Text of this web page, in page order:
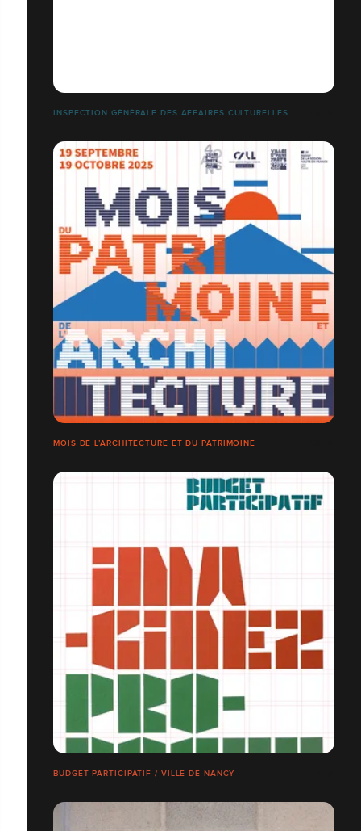
INSPECTION GÉNÉRALE DES AFFAIRES CULTURELLES
MOIS DE L’ARCHITECTURE ET DU PATRIMOINE
BUDGET PARTICIPATIF / VILLE DE NANCY